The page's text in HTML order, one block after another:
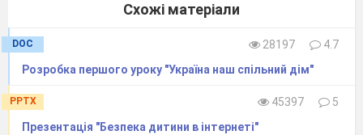
Схожі матеріали
DOC 28197
4.7
Розробка першого уроку "Україна наш спільний дім"
PPTX 45397
5
Презентація "Безпека дитини в інтернеті"